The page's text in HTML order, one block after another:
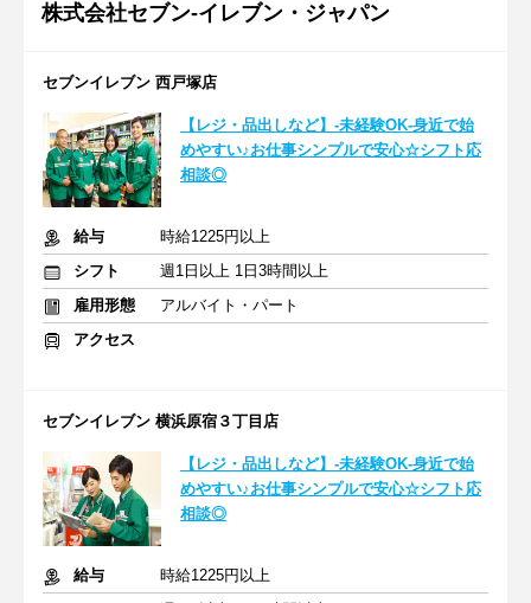
株式会社セブン-イレブン・ジャパン
セブンイレブン 西戸塚店
【レジ・品出しなど】-未経験OK-身近で始
めやすい♪お仕事シンプルで安心☆シフト応
相談◎
給与
時給1225円以上
シフト
週1日以上 1日3時間以上
雇用形態
アルバイト・パート
アクセス
セブンイレブン 横浜原宿３丁目店
【レジ・品出しなど】-未経験OK-身近で始
めやすい♪お仕事シンプルで安心☆シフト応
相談◎
給与
時給1225円以上